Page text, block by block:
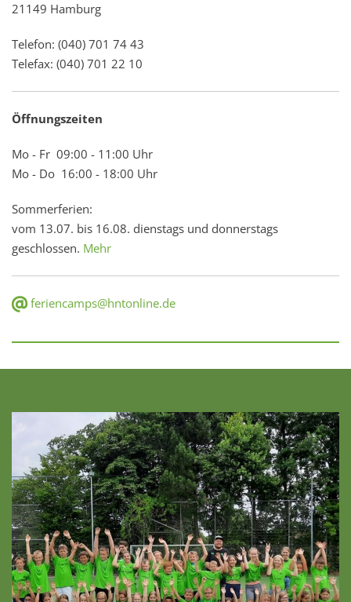
21149 Hamburg
Telefon: (040) 701 74 43
Telefax: (040) 701 22 10
Öffnungszeiten
Mo - Fr 09:00 - 11:00 Uhr
Mo - Do 16:00 - 18:00 Uhr
Sommerferien:
vom 13.07. bis 16.08. dienstags und donnerstags
geschlossen. Mehr
feriencamps@hntonline.de